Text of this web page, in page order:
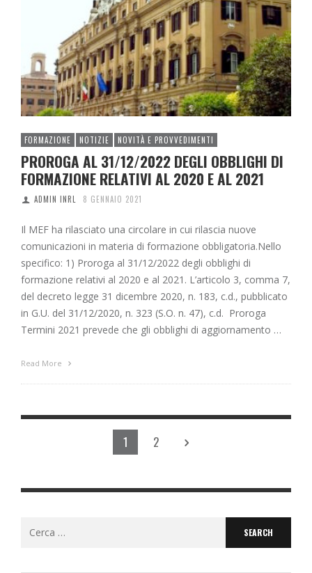
FORMAZIONE NOTIZIE NOVITÀ E PROVVEDIMENTI
PROROGA AL 31/12/2022 DEGLI OBBLIGHI DI
FORMAZIONE RELATIVI AL 2020 E AL 2021
ADMIN INRL 8 GENNAIO 2021
Il MEF ha rilasciato una circolare in cui rilascia nuove
comunicazioni in materia di formazione obbligatoria.Nello
specifico: 1) Proroga al 31/12/2022 degli obblighi di
formazione relativi al 2020 e al 2021. L’articolo 3, comma 7,
del decreto legge 31 dicembre 2020, n. 183, c.d., pubblicato
in G.U. del 31/12/2020, n. 323 (S.O. n. 47), c.d. Proroga
Termini 2021 prevede che gli obblighi di aggiornamento …
Read More
1 2